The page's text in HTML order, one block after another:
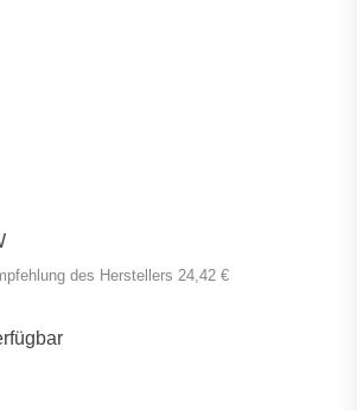
des Herstellers 24,42 €